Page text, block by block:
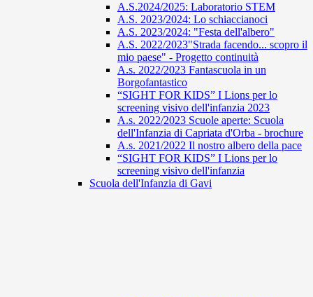
A.S.2024/2025: Laboratorio STEM
A.S. 2023/2024: Lo schiaccianoci
A.S. 2023/2024: "Festa dell'albero"
A.S. 2022/2023"Strada facendo... scopro il
mio paese" - Progetto continuità
A.s. 2022/2023 Fantascuola in un
Borgofantastico
“SIGHT FOR KIDS” I Lions per lo
screening visivo dell'infanzia 2023
A.s. 2022/2023 Scuole aperte: Scuola
dell'Infanzia di Capriata d'Orba - brochure
A.s. 2021/2022 Il nostro albero della pace
“SIGHT FOR KIDS” I Lions per lo
screening visivo dell'infanzia
Scuola dell'Infanzia di Gavi